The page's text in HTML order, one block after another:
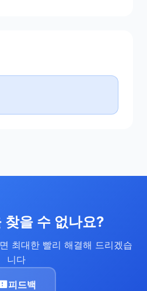
찾을 수 없나요?
최대한 빨리 해결해 드리겠습
니다
피드백